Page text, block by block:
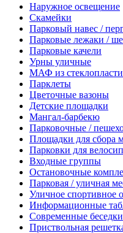
Наружное освещение
Скамейки
Парковый навес /
Парковые лежаки /
Парковые качели
Урны уличные
МАФ из
Парклеты
Цветочные вазоны
Детские площадки
Мангал-барбекю
Парковочные /
Площадки для сбора
Парковки для
Входные группы
Остановочные
Парковая / уличная
Уличное спортивное
Информационные
Современные беседки
Приствольная